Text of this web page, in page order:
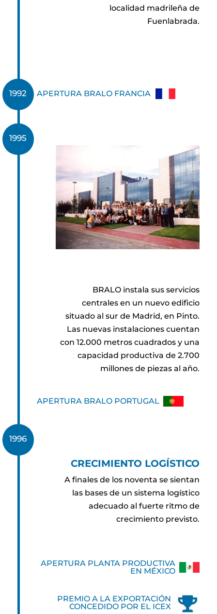
localidad madrileña de
Fuenlabrada.
1992 APERTURA BRALO FRANCIA
BRALO instala sus servicios
centrales en un nuevo edificio
situado al sur de Madrid, en Pinto.
Las nuevas instalaciones cuentan
con 12.000 metros cuadrados y una
capacidad productiva de 2.700
millones de piezas al año.
APERTURA BRALO PORTUGAL
1995
CRECIMIENTO LOGÍSTICO
A finales de los noventa se sientan
las bases de un sistema logístico
adecuado al fuerte ritmo de
crecimiento previsto.
APERTURA PLANTA PRODUCTIVA
EN MÉXICO
PREMIO A LA EXPORTACIÓN
CONCEDIDO POR EL ICEX
1996